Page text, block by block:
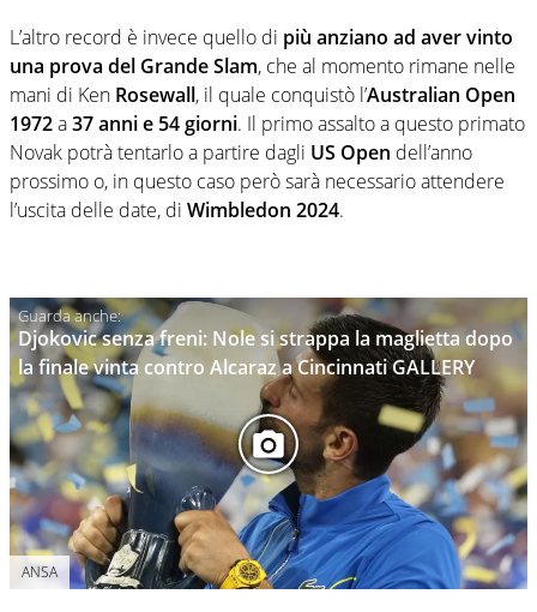
L’altro record è invece quello di più anziano ad aver vinto
una prova del Grande Slam, che al momento rimane nelle
mani di Ken Rosewall, il quale conquistò l’Australian Open
1972a37 anni e 54 giorni. Il primo assalto a questo primato
Novak potrà tentarlo a partire dagli US Open dell’anno
prossimo o, in questo caso però sarà necessario attendere
l’uscita delle date, di Wimbledon 2024.
Djokovic senza freni: Nole si strappa la maglietta dopo
la finale vinta contro Alcaraz a Cincinnati GALLERY
ANSA